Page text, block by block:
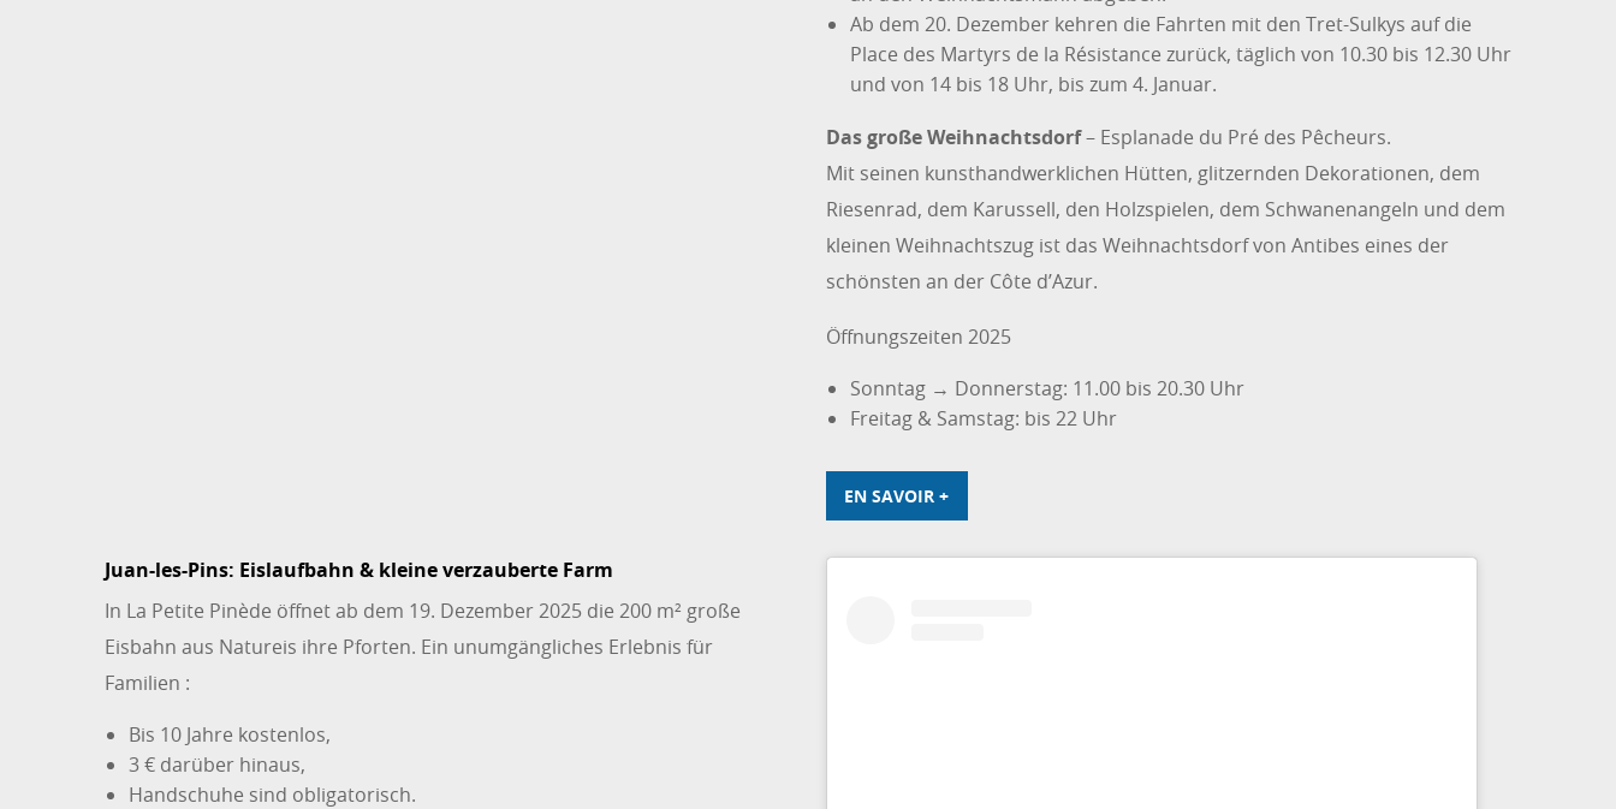
Ab dem 20. Dezember kehren die Fahrten mit den Tret-Sulkys auf die
Place des Martyrs de la Résistance zurück, täglich von 10.30 bis 12.30 Uhr
und von 14 bis 18 Uhr, bis zum 4. Januar.
Das große Weihnachtsdorf– Esplanade du Pré des Pêcheurs.
Mit seinen kunsthandwerklichen Hütten, glitzernden Dekorationen, dem
Riesenrad, dem Karussell, den Holzspielen, dem Schwanenangeln und dem
kleinen Weihnachtszug ist das Weihnachtsdorf von Antibes eines der
schönsten an der Côte d’Azur.
Öffnungszeiten 2025
Sonntag → Donnerstag: 11.00 bis 20.30 Uhr
Freitag & Samstag: bis 22 Uhr
EN SAVOIR +
Juan-les-Pins: Eislaufbahn & kleine verzauberte Farm
In La Petite Pinède öffnet ab dem 19. Dezember 2025 die 200 m² große
Eisbahn aus Natureis ihre Pforten. Ein unumgängliches Erlebnis für
Familien :
Bis 10 Jahre kostenlos,
3 € darüber hinaus,
Handschuhe sind obligatorisch.